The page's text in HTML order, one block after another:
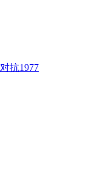
对抗1977